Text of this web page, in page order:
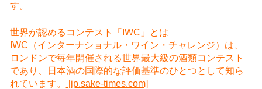
す。
世界が認めるコンテスト「IWC」とは
IWC（インターナショナル・ワイン・チャレンジ）は、
ロンドンで毎年開催される世界最大級の酒類コンテスト
であり、日本酒の国際的な評価基準のひとつとして知ら
れています。
[jp.sake-times.com]